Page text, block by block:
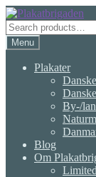
Skip
to
navigation
Skip
to
content
Search
for:Menu
Plakater
By-/
Blog
Om